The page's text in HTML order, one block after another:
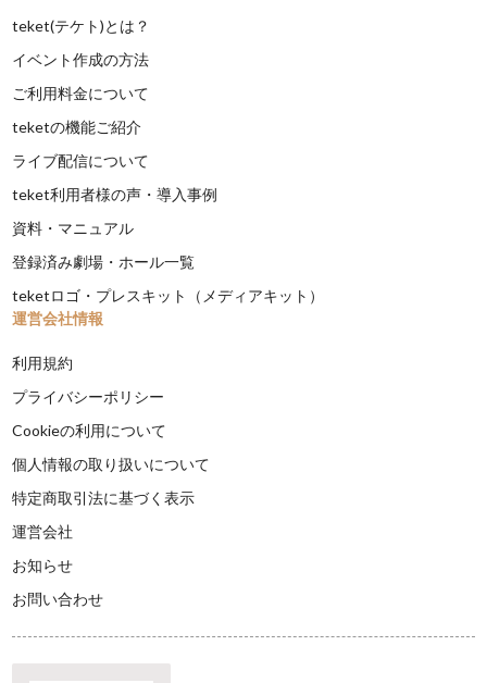
teket(テケト)とは？
イベント作成の方法
ご利用料金について
teketの機能ご紹介
ライブ配信について
teket利用者様の声・導入事例
資料・マニュアル
登録済み劇場・ホール一覧
teketロゴ・プレスキット（メディアキット）
運営会社情報
利用規約
プライバシーポリシー
Cookieの利用について
個人情報の取り扱いについて
特定商取引法に基づく表示
運営会社
お知らせ
お問い合わせ